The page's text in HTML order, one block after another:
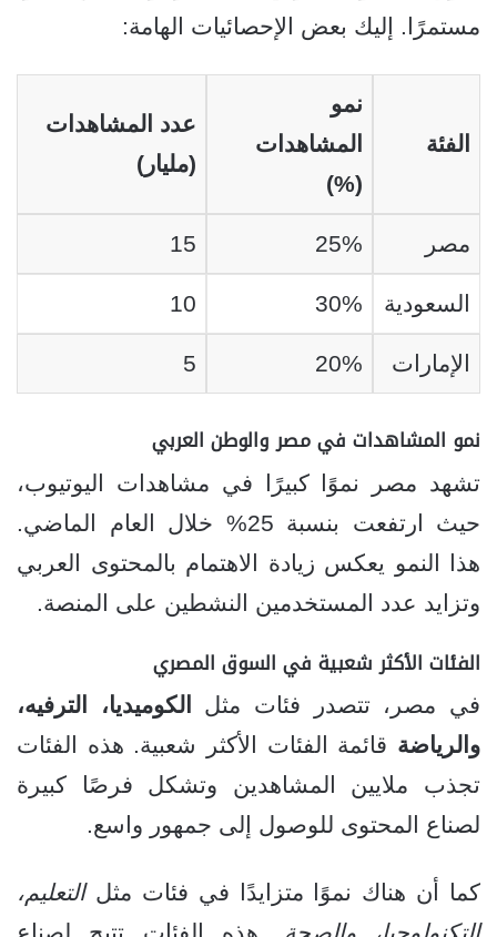
مستمرًا. إليك بعض الإحصائيات الهامة:
الفئة
نمو
المشاهدات
(%)
عدد المشاهدات
(مليار)
مصر 25%
15
السعودية 30%
10
الإمارات 20%
5
نمو المشاهدات في مصر والوطن العربي
تشهد مصر نموًا كبيرًا في مشاهدات اليوتيوب،
حيث ارتفعت بنسبة 25% خلال العام الماضي.
هذا النمو يعكس زيادة الاهتمام بالمحتوى العربي
وتزايد عدد المستخدمين النشطين على المنصة.
الفئات الأكثر شعبية في السوق المصري
في مصر، تتصدر فئات مثل
الكوميديا، الترفيه،
والرياضة قائمة الفئات الأكثر شعبية. هذه الفئات
تجذب ملايين المشاهدين وتشكل فرصًا كبيرة
لصناع المحتوى للوصول إلى جمهور واسع.
كما أن هناك نموًا متزايدًا في فئات مثلالتعليم،